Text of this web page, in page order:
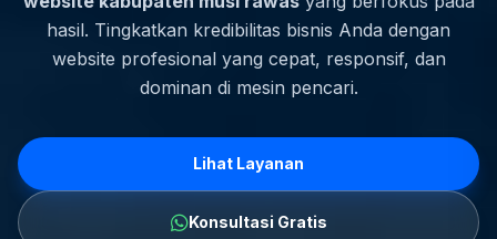
hasil. Tingkatkan kredibilitas bisnis Anda dengan
website profesional yang cepat, responsif, dan
dominan di mesin pencari.
Lihat Layanan
Konsultasi Gratis